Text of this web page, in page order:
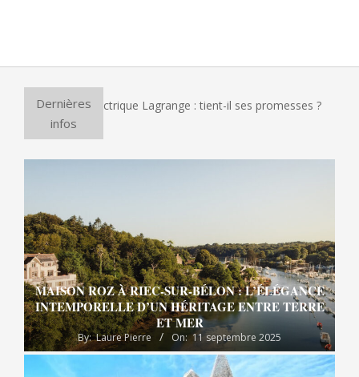
Dernières
infos
à pizza électrique Lagrange : tient-il ses promesses ?
MAISON ROZ À RIEC-SUR-BÉLON : L’ÉLÉGANCE
INTEMPORELLE D’UN HÉRITAGE ENTRE TERRE
ET MER
By: Laure Pierre On: 11 septembre 2025